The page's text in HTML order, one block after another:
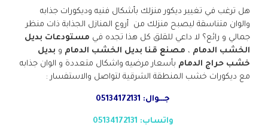
هل ترغب في تغيير ديكور منزلك بأشكال فنيه وديكورات جذابه
والوان متناسقة ليصبح منزلك من أروع المنازل الجذابة ذات منظر
جمالي و رائع؟ لا داعي للقلق كل هذا تجده في مستودعات بديل
الخشب الدمام ، مصنع قنا بديل الخشب الدمام و بديل
خشب حراج الدمام بأسعار مرضيه واشكال متعددة و الوان جذابه
مع ديكورات خشب المنطقة الشرقية لتواصل والاستفسار :
جـــوال: 05134172131
واتساب: 05134172131